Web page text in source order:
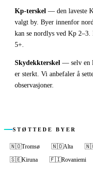
Kp-terskel — den laveste
valgt by. Byer innenfor
kan se nordlys ved Kp
5+.
Skydekkterskel — selv en
er sterkt. Vi anbefaler å
observasjoner.
STØTTEDE BYER
🇳🇴Tromsø 🇳🇴Alta
🇸🇪Kiruna 🇫🇮Rovaniemi